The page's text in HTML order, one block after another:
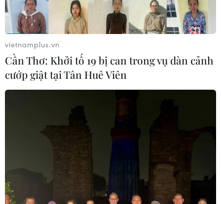
vietnamplus.vn
Cần Thơ: Khởi tố 19 bị can trong vụ dàn cảnh
cướp giật tại Tân Huê Viên